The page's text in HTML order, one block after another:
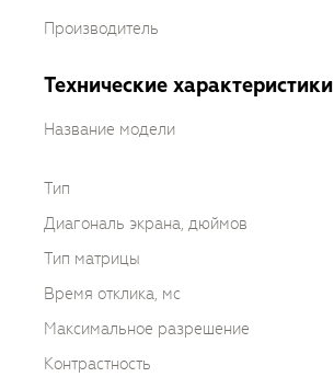
Производитель
Технические характеристики
Название модели
Тип
Диагональ экрана, дюймов
Тип матрицы
Время отклика, мс
Максимальное разрешение
Контрастность